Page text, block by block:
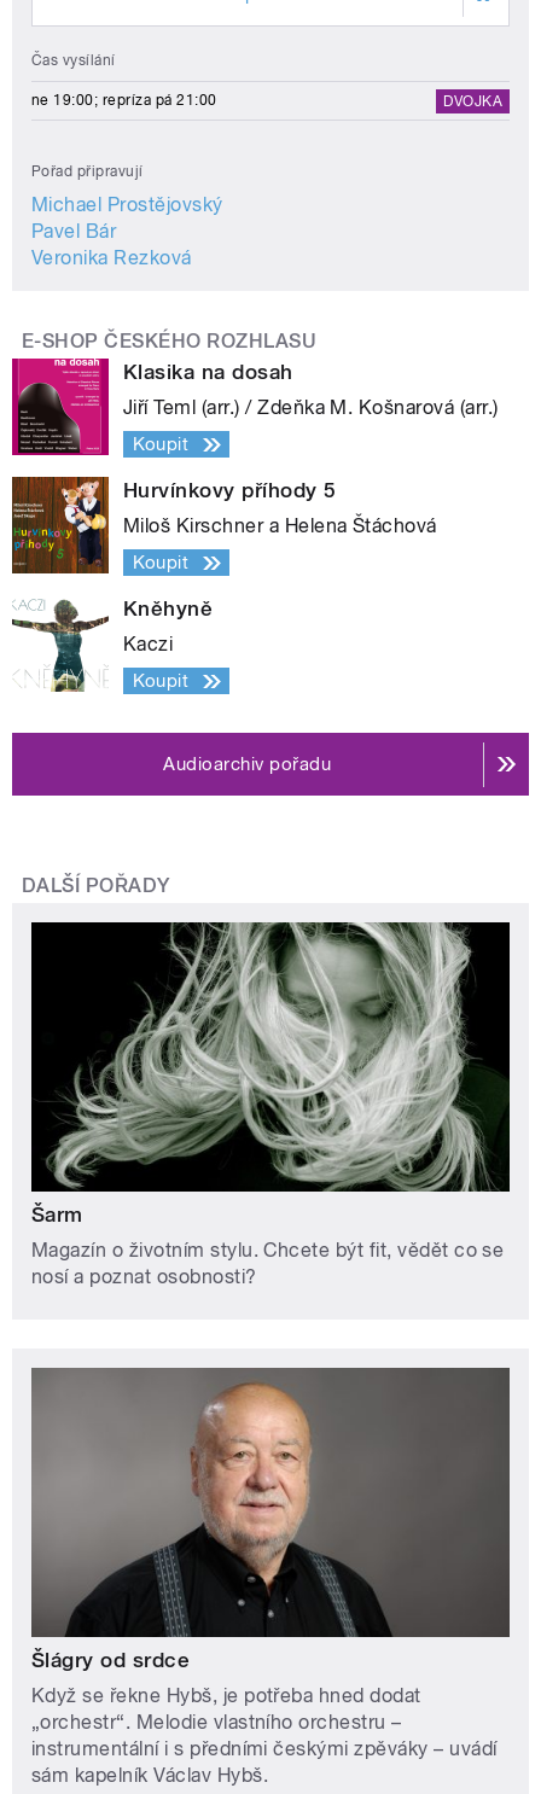
Čas vysílání
ne 19:00; repríza pá 21:00 DVOJKA
Pořad připravují
Michael Prostějovský
Pavel Bár
Veronika Rezková
E-SHOP ČESKÉHO ROZHLASU
Klasika na dosah
Jiří Teml (arr.) / Zdeňka M. Košnarová (arr.)
Koupit
Hurvínkovy příhody 5
Miloš Kirschner a Helena Štáchová
Koupit
Kněhyně
Kaczi
Koupit
Audioarchiv pořadu
DALŠÍ POŘADY
Šarm
Magazín o životním stylu. Chcete být fit, vědět co se
nosí a poznat osobnosti?
Šlágry od srdce
Když se řekne Hybš, je potřeba hned dodat
„orchestr“. Melodie vlastního orchestru –
instrumentální i s předními českými zpěváky – uvádí
sám kapelník Václav Hybš.